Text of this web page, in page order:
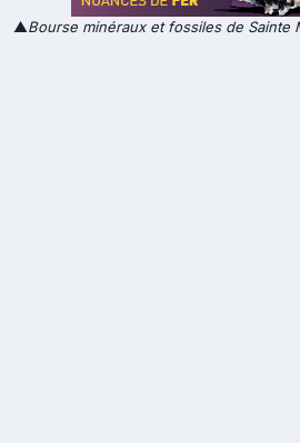
▲Bourse minéraux et fossiles de Sainte